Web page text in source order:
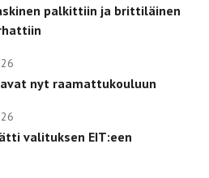
palkittiin ja brittiläinen
nyt raamattukouluun
valituksen EIT:een